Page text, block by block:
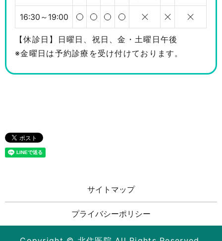
16:30～19:00
【休診日】日曜日、祝日、金・土曜日午後
※金曜日は予約診療を受け付けております。
サイトマップ
プライバシーポリシー